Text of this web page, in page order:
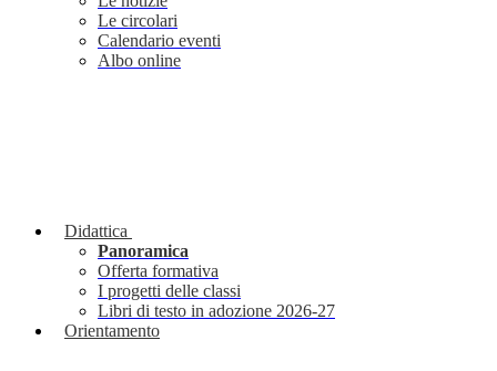
Le circolari
Calendario eventi
Albo online
Didattica
Panoramica
Offerta formativa
I progetti delle classi
Libri di testo in adozione 2026-27
Orientamento